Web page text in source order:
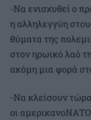
-Να ενισχυθεί ο
η αλληλεγγύη
θύματα της
στον ηρωικό λαό
ακόμη μια φορά
-Να κλείσουν
οι